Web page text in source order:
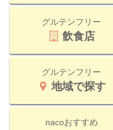
グルテンフリー
飲食店
グルテンフリー
地域で探す
nacoおすすめ